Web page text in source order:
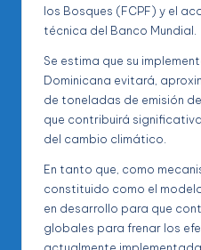
los Bosques (FCPF) y el
técnica del Banco Mundial.
Se estima que su
Dominicana evitará,
de toneladas de emisión
que contribuirá
del cambio climático.
En tanto que, como
constituido como el
en desarrollo para que
globales para frenar los